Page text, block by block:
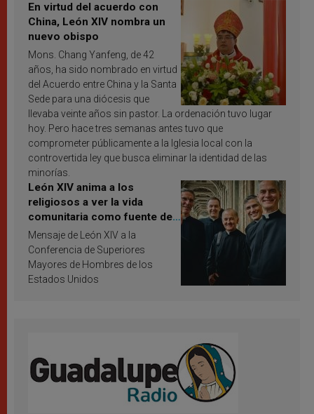
En virtud del acuerdo con
China, León XIV nombra un
nuevo obispo
Mons. Chang Yanfeng, de 42
años, ha sido nombrado en virtud
del Acuerdo entre China y la Santa
Sede para una diócesis que
llevaba veinte años sin pastor. La ordenación tuvo lugar
hoy. Pero hace tres semanas antes tuvo que
comprometer públicamente a la Iglesia local con la
controvertida ley que busca eliminar la identidad de las
minorías.
León XIV anima a los
religiosos a ver la vida
comunitaria como fuente de
inspiración y santificación
Mensaje de León XIV a la
Conferencia de Superiores
Mayores de Hombres de los
Estados Unidos